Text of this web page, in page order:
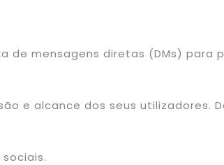
de mensagens diretas (DMs) para
e alcance dos seus utilizadores.